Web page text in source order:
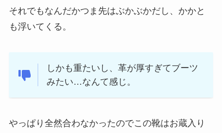
それでもなんだかつま先はぶかぶかだし、かかと
も浮いてくる。
しかも重たいし、革が厚すぎてブーツ
みたい…なんて感じ。
やっぱり全然合わなかったのでこの靴はお蔵入り